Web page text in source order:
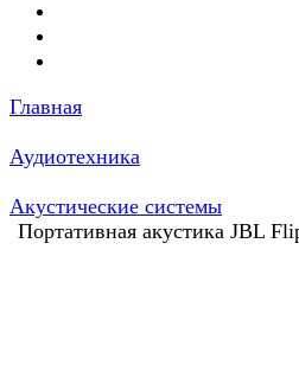
Главная
Аудиотехника
Акустические системы
Портативная акустика JBL